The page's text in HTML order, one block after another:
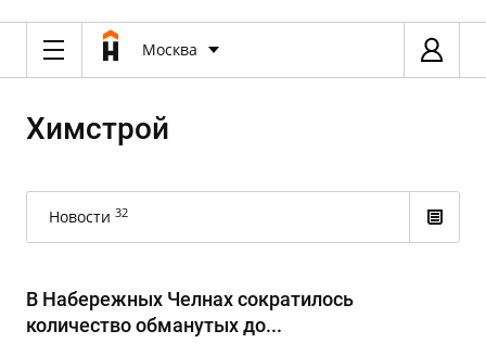
Москва
Химстрой
Новости 32
В Набережных Челнах сократилось
количество обманутых до...